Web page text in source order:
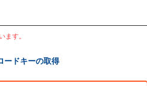
ます。
ードキーの取得